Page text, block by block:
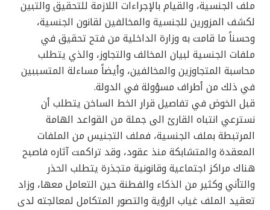
ملف الجنسية، والقيام بالإجراءات اللازمة للتحقيق والتبين
لكشف المزورين للجنسية والمخالفين لقانون الجنسية،
وحسناً ما قامت به وزارة الداخلية من فتح تحقيق في
ملفات الجنسية لبيان المخالف والتجاوز، والذي يتطلب
محاسبة المتجاوزين والمخالفين، وأيضاً مساءلة المتسببين
في ذلك من أطراف مسؤولة في الدولة.
قبل الخوض في تفاصيل قرار الخط الساخن يتطلب أن
نسترعي انتباه القارئ الى جملة من القواعد الهامة
المرتبطة بملف الجنسية، فملف التجنيس من الملفات
المعقدة والمتشابكة منذ عقود، وقد تراكمت آثاره فاصبح
هناك مراكز اجتماعية وقانونية متجذرة يتطلب الحذر
والتأني وكثير من الذكاء والفطنة حين التعامل معها، وزاد
تعقيد الملف غياب الرؤية والتصور المتكامل لمعالجته لدى